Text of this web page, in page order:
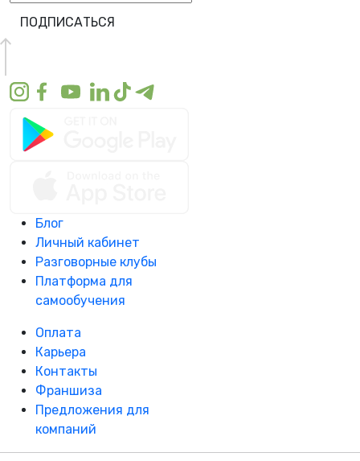
ПОДПИСАТЬСЯ
Блог
Личный кабинет
Разговорные клубы
Платформа для
самообучения
Оплата
Карьера
Контакты
Франшиза
Предложения для
компаний